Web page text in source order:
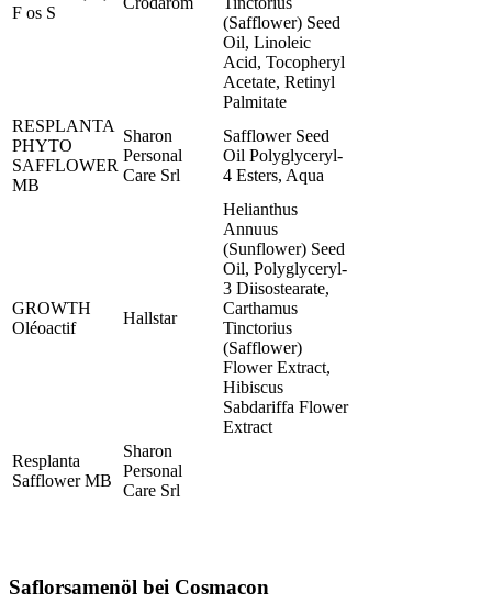
F os S
(Safflower) Seed
Oil, Linoleic
Acid, Tocopheryl
Acetate, Retinyl
Palmitate
RESPLANTA
PHYTO
SAFFLOWER
MB
Sharon
Personal
Care Srl
Safflower Seed
Oil Polyglyceryl-
4 Esters, Aqua
GROWTH
Oléoactif
Hallstar
Helianthus
Annuus
(Sunflower) Seed
Oil, Polyglyceryl-
3 Diisostearate,
Carthamus
Tinctorius
(Safflower)
Flower Extract,
Hibiscus
Sabdariffa Flower
Extract
Resplanta
Safflower MB
Sharon
Personal
Care Srl
Saflorsamenöl bei Cosmacon